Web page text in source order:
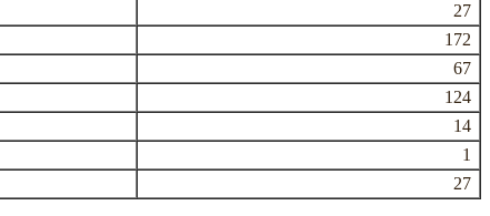
27
172
67
124
14
1
27